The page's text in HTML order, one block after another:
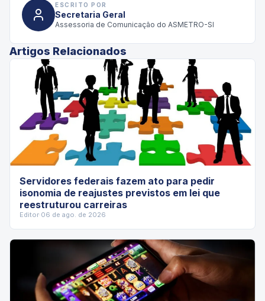
ESCRITO POR
Secretaria Geral
Assessoria de Comunicação do ASMETRO-SI
Artigos Relacionados
Servidores federais fazem ato para pedir
isonomia de reajustes previstos em lei que
reestruturou carreiras
Editor·06 de ago. de 2026